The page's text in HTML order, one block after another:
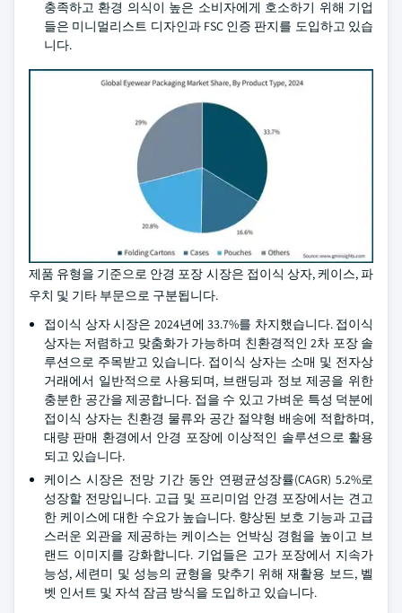
충족하고 환경 의식이 높은 소비자에게 호소하기 위해 기업
들은 미니멀리스트 디자인과 FSC 인증 판지를 도입하고 있습
니다.
제품 유형을 기준으로 안경 포장 시장은 접이식 상자, 케이스, 파
우치 및 기타 부문으로 구분됩니다.
접이식 상자 시장은 2024년에 33.7%를 차지했습니다. 접이식
상자는 저렴하고 맞춤화가 가능하며 친환경적인 2차 포장 솔
루션으로 주목받고 있습니다. 접이식 상자는 소매 및 전자상
거래에서 일반적으로 사용되며, 브랜딩과 정보 제공을 위한
충분한 공간을 제공합니다. 접을 수 있고 가벼운 특성 덕분에
접이식 상자는 친환경 물류와 공간 절약형 배송에 적합하며,
대량 판매 환경에서 안경 포장에 이상적인 솔루션으로 활용
되고 있습니다.
케이스 시장은 전망 기간 동안 연평균성장률(CAGR) 5.2%로
성장할 전망입니다. 고급 및 프리미엄 안경 포장에서는 견고
한 케이스에 대한 수요가 높습니다. 향상된 보호 기능과 고급
스러운 외관을 제공하는 케이스는 언박싱 경험을 높이고 브
랜드 이미지를 강화합니다. 기업들은 고가 포장에서 지속가
능성, 세련미 및 성능의 균형을 맞추기 위해 재활용 보드, 벨
벳 인서트 및 자석 잠금 방식을 도입하고 있습니다.